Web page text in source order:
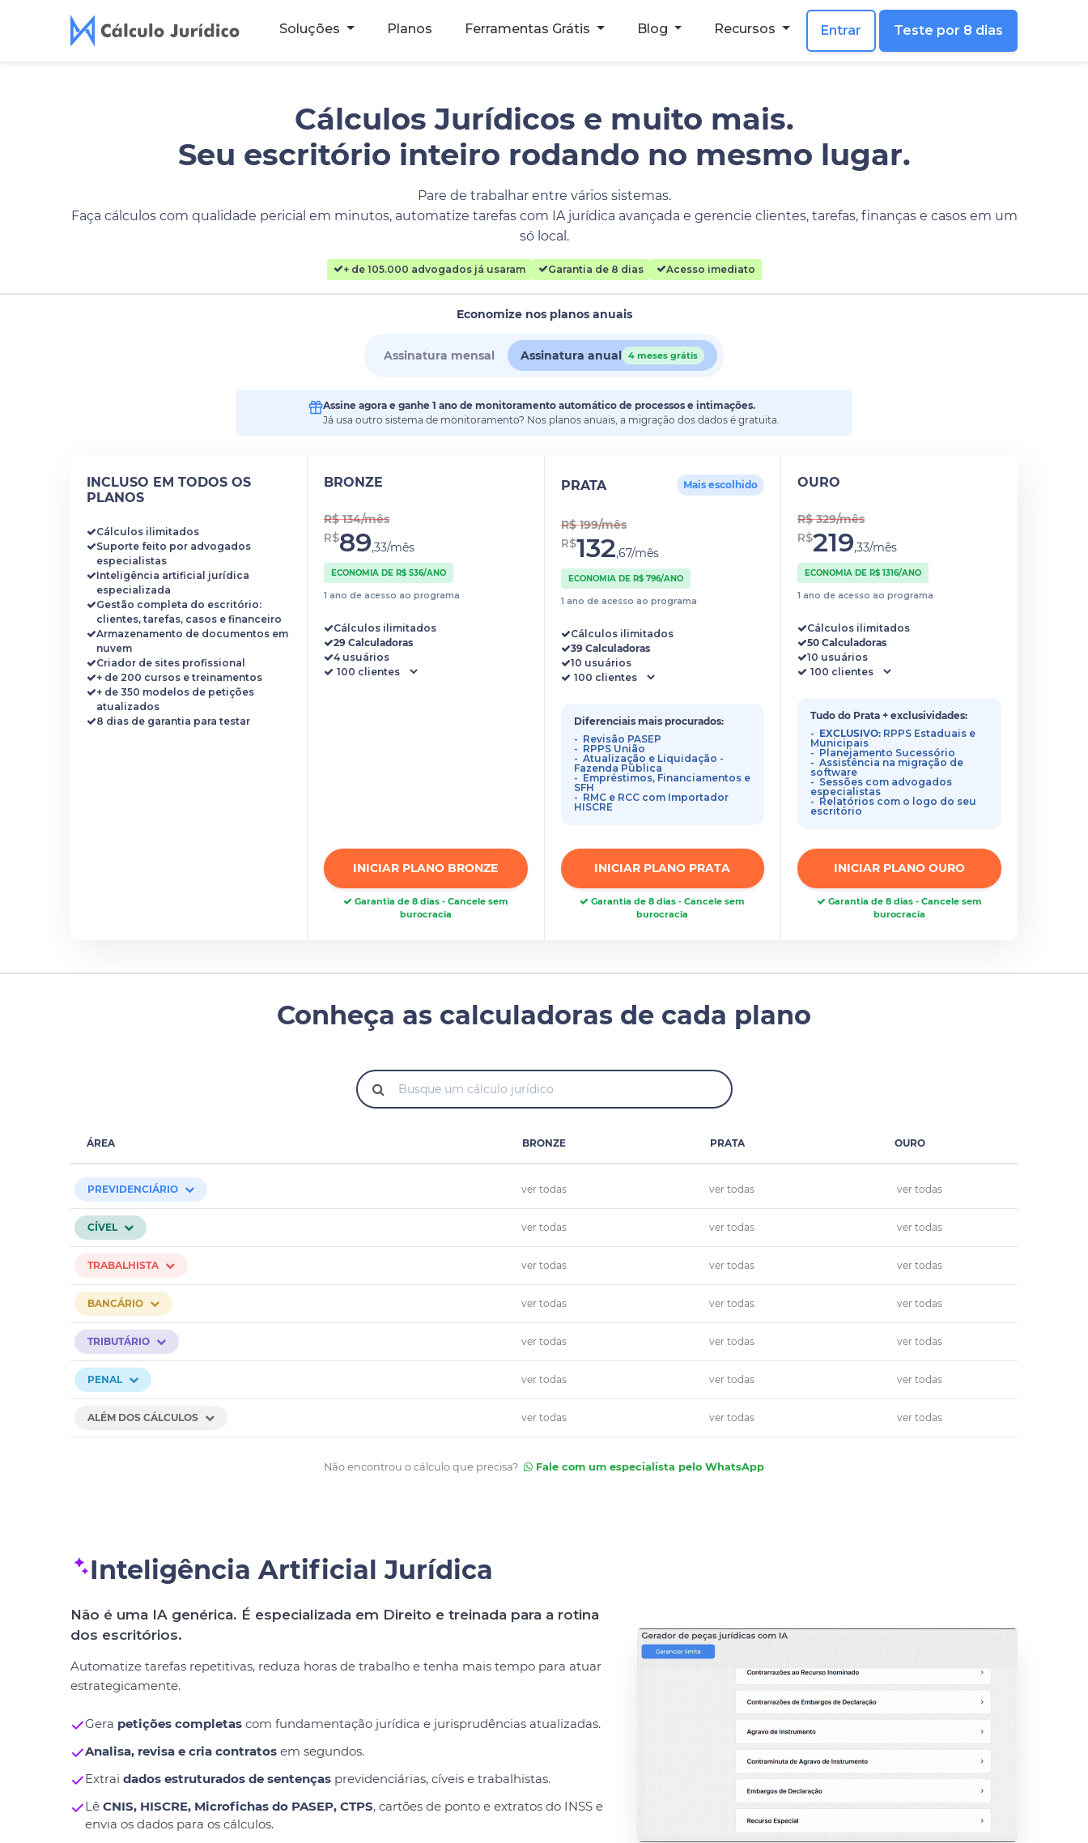
Soluções Planos Ferramentas Grátis Blog Recursos Entrar Teste por 8 dias
Cálculos Jurídicos e muito mais.
Seu escritório inteiro rodando no mesmo lugar.
Pare de trabalhar entre vários sistemas.
Faça cálculos com qualidade pericial em minutos, automatize tarefas com IA jurídica avançada e gerencie clientes, tarefas, finanças e casos em um
só local.
+ de 105.000 advogados já usaram Garantia de 8 dias Acesso imediato
Economize nos planos anuais
Assinatura mensal Assinatura anual 4 meses grátis
Assine agora e ganhe 1 ano de monitoramento automático de processos e intimações.
Já usa outro sistema de monitoramento? Nos planos anuais, a migração dos dados é gratuita.
INCLUSO EM TODOS OS
PLANOS
Cálculos ilimitados
Suporte feito por advogados
especialistas
Inteligência artificial jurídica
especializada
Gestão completa do escritório:
clientes, tarefas, casos e financeiro
Armazenamento de documentos em
nuvem
Criador de sites profissional
+ de 200 cursos e treinamentos
+ de 350 modelos de petições
atualizados
8 dias de garantia para testar
BRONZE
R$ 134/mês
R$89,33/mês
ECONOMIA DE R$ 536/ANO
1 ano de acesso ao programa
Cálculos ilimitados
29 Calculadoras
4 usuários
INICIAR PLANO BRONZE
Garantia de 8 dias - Cancele sem
burocracia
PRATA Mais escolhido
R$ 199/mês
R$132,67/mês
ECONOMIA DE R$ 796/ANO
1 ano de acesso ao programa
Cálculos ilimitados
39 Calculadoras
10 usuários
Diferenciais mais procurados:
Revisão PASEP
RPPS União
Atualização e Liquidação -
Fazenda Pública
Empréstimos, Financiamentos e
SFH
RMC e RCC com Importador
HISCRE
INICIAR PLANO PRATA
Garantia de 8 dias - Cancele sem
burocracia
OURO
R$ 329/mês
R$219,33/mês
ECONOMIA DE R$ 1316/ANO
1 ano de acesso ao programa
Cálculos ilimitados
50 Calculadoras
10 usuários
Tudo do Prata + exclusividades:
EXCLUSIVO: RPPS Estaduais e
Municipais
Planejamento Sucessório
Assistência na migração de
software
Sessões com advogados
especialistas
Relatórios com o logo do seu
escritório
INICIAR PLANO OURO
Garantia de 8 dias - Cancele sem
burocracia
Conheça as calculadoras de cada plano
ÁREA BRONZE PRATA OURO
PREVIDENCIÁRIO ver todas ver todas ver todas
CÍVEL ver todas ver todas ver todas
TRABALHISTA ver todas ver todas ver todas
BANCÁRIO ver todas ver todas ver todas
TRIBUTÁRIO ver todas ver todas ver todas
PENAL ver todas ver todas ver todas
ALÉM DOS CÁLCULOS ver todas ver todas ver todas
Não encontrou o cálculo que precisa? Fale com um especialista pelo WhatsApp
Inteligência Artificial Jurídica
Não é uma IA genérica. É especializada em Direito e treinada para a rotina
dos escritórios.
Automatize tarefas repetitivas, reduza horas de trabalho e tenha mais tempo para atuar
estrategicamente.
Gera petições completascom fundamentação jurídica e jurisprudências atualizadas.
Analisa, revisa e cria contratosem segundos.
Extrai dados estruturados de sentençasprevidenciárias, cíveis e trabalhistas.
Lê CNIS, HISCRE, Microfichas do PASEP, CTPS, cartões de ponto e extratos do INSS e
envia os dados para os cálculos.